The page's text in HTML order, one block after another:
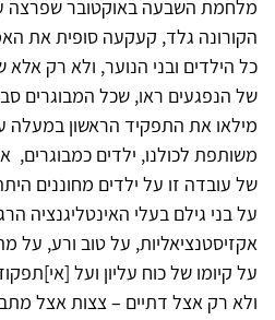
מלחמת השבעה באוקטובר שפרצה
הקורונה גלד, קעקעה סופית את
כל הילדים ובני הנוער, ולא רק
של הנפגעים ראו, שכל המבוגרים
מילאו את התפקיד הראשון במעלה
משותפת לכולנו, ילדים
של עובדה זו על ילדים מחוננים
על בני גילם בעלי האינטליגנציה
אקזיסטנציאליות, על טוב ורע, על
על קיומו של כוח עליון ועל
ולא רק אצל דתיים – צצות אצל